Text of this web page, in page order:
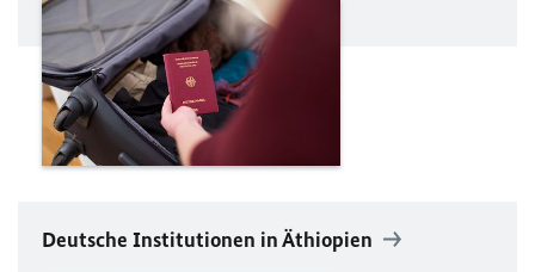
Deutsche Institutionen in Äthiopien